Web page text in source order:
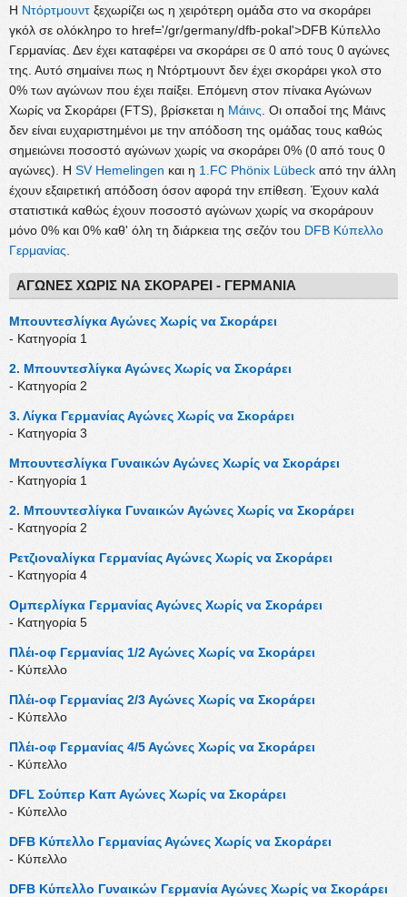
Η Ντόρτμουντ ξεχωρίζει ως η χειρότερη ομάδα στο να σκοράρει
γκόλ σε ολόκληρο το href='/gr/germany/dfb-pokal'>DFB Κύπελλο
Γερμανίας. Δεν έχει καταφέρει να σκοράρει σε 0 από τους 0 αγώνες
της. Αυτό σημαίνει πως η Ντόρτμουντ δεν έχει σκοράρει γκολ στο
0% των αγώνων που έχει παίξει. Επόμενη στον πίνακα Αγώνων
Χωρίς να Σκοράρει (FTS), βρίσκεται η Μάινς . Οι οπαδοί της Μάινς
δεν είναι ευχαριστημένοι με την απόδοση της ομάδας τους καθώς
σημειώνει ποσοστό αγώνων χωρίς να σκοράρει 0% (0 από τους 0
αγώνες). Η SV Hemelingen και η 1.FC Phönix Lübeck από την άλλη
έχουν εξαιρετική απόδοση όσον αφορά την επίθεση. Έχουν καλά
στατιστικά καθώς έχουν ποσοστό αγώνων χωρίς να σκοράρουν
μόνο 0% και 0% καθ' όλη τη διάρκεια της σεζόν του DFB Κύπελλο
Γερμανίας
ΑΓΏΝΕΣ ΧΩΡΊΣ ΝΑ ΣΚΟΡΆΡΕΙ - ΓΕΡΜΑΝΊΑ
Μπουντεσλίγκα Αγώνες Χωρίς να Σκοράρει
- Κατηγορία 1
2. Μπουντεσλίγκα Αγώνες Χωρίς να Σκοράρει
- Κατηγορία 2
3. Λίγκα Γερμανίας Αγώνες Χωρίς να Σκοράρει
- Κατηγορία 3
Μπουντεσλίγκα Γυναικών Αγώνες Χωρίς να Σκοράρει
- Κατηγορία 1
2. Μπουντεσλίγκα Γυναικών Αγώνες Χωρίς να Σκοράρει
- Κατηγορία 2
Ρετζιοναλίγκα Γερμανίας Αγώνες Χωρίς να Σκοράρει
- Κατηγορία 4
Ομπερλίγκα Γερμανίας Αγώνες Χωρίς να Σκοράρει
- Κατηγορία 5
Πλέι-οφ Γερμανίας 1/2 Αγώνες Χωρίς να Σκοράρει
- Κύπελλο
Πλέι-οφ Γερμανίας 2/3 Αγώνες Χωρίς να Σκοράρει
- Κύπελλο
Πλέι-οφ Γερμανίας 4/5 Αγώνες Χωρίς να Σκοράρει
- Κύπελλο
DFL Σούπερ Καπ Αγώνες Χωρίς να Σκοράρει
- Κύπελλο
DFB Κύπελλο Γερμανίας Αγώνες Χωρίς να Σκοράρει
- Κύπελλο
DFB Κύπελλο Γυναικών Γερμανία Αγώνες Χωρίς να Σκοράρει